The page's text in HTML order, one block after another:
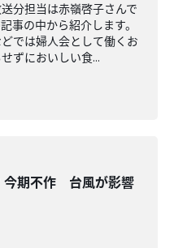
分担当は赤嶺啓子さんで
事の中から紹介します。
では婦人会として働くお
ずにおいしい食...
今期不作 台風が影響